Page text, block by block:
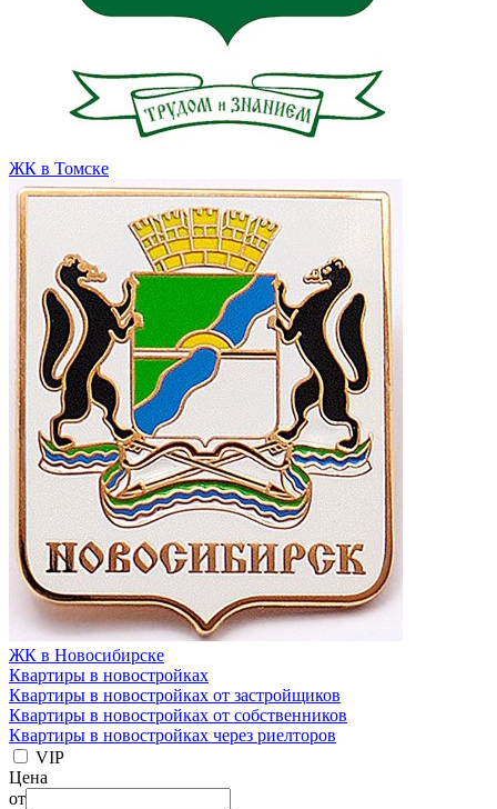
ЖК в Томске
ЖК в Новосибирске
Квартиры в новостройках
Квартиры в новостройках от застройщиков
Квартиры в новостройках от собственников
Квартиры в новостройках через риелторов
VIP
Цена
от